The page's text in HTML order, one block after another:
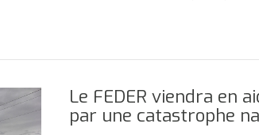
Le FEDER viendra en
par une catastrophe